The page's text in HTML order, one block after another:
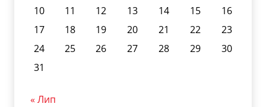
10
11 12 13 14 15
16
17
18 19 20 21 22
23
24
25 26 27 28 29
30
31
« Лип